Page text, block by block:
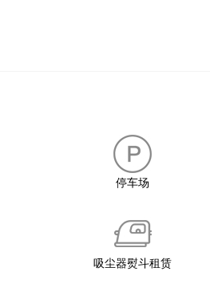
停车场
吸尘器熨斗租赁